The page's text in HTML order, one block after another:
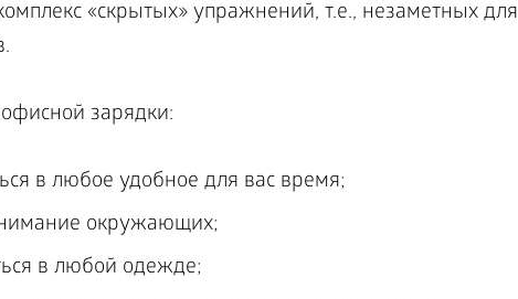
«скрытых» упражнений, т.е., незаметных для
зарядки:
в любое удобное для вас время;
окружающих;
в любой одежде;